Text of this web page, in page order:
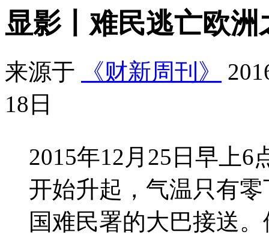
显影丨难民逃亡欧
来源于 《财新周刊》
18日
2015年12月25日早上
开始升起，气温只有
国难民署的大巴接送